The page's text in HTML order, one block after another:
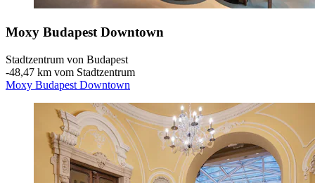
Moxy Budapest Downtown
Stadtzentrum von Budapest
‐48,47 km vom Stadtzentrum
Moxy Budapest Downtown